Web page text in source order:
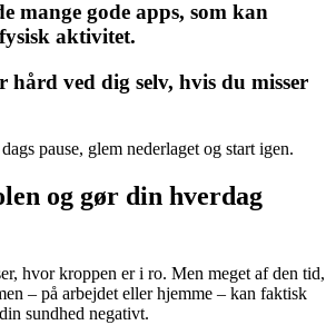
mange gode apps, som kan
aktivitet.
ved dig selv, hvis du misser
pause, glem nederlaget og start igen.
og gør din hverdag
hvor kroppen er i ro. Men meget af den tid,
– på arbejdet eller hjemme – kan faktisk
sundhed negativt.